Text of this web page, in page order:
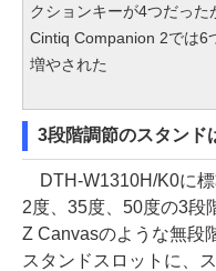
クションキーが4つだった
Cintiq Companion 2では6
増やされた
3段階調節のスタンド
DTH-W1310H/K0に標
2度、35度、50度の3段
Z Canvasのような無段
スタンドスロットに、